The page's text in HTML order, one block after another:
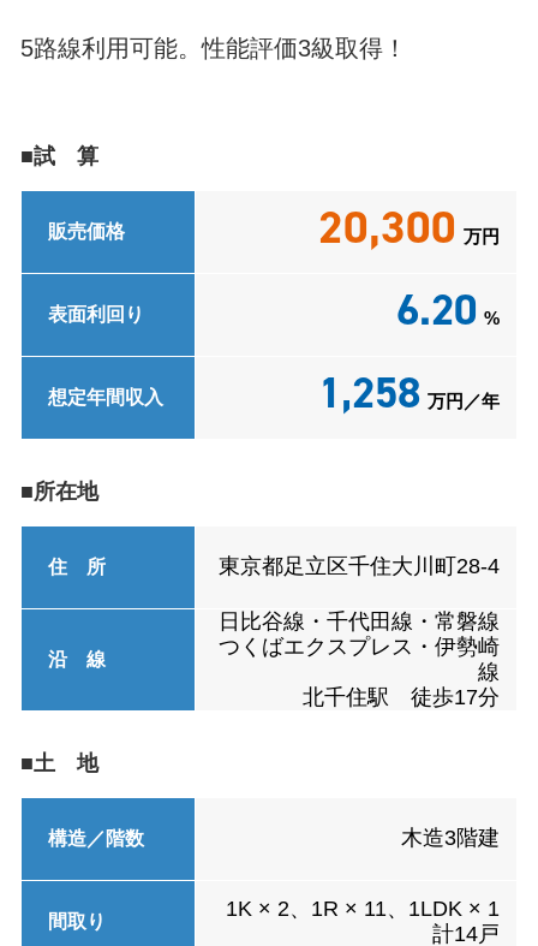
5路線利用可能。性能評価3級取得！
■試 算
販売価格 20,300 万円
表面利回り 6.20 %
想定年間収入 1,258 万円／年
■所在地
住 所 東京都足立区千住大川町28-4
沿 線
日比谷線・千代田線・常磐線
つくばエクスプレス・伊勢崎
線
北千住駅 徒歩17分
■土 地
構造／階数 木造3階建
間取り
1K × 2、1R × 11、1LDK × 1
計14戸